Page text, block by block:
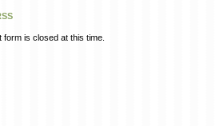
is closed at this time.